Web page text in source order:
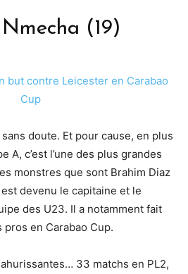
(19)
but contre Leicester en Carabao
Cup
doute. Et pour cause, en plus
A, c’est l’une des plus grandes
monstres que sont Brahim Diaz
devenu le capitaine et le
des U23. Il a notamment fait
en Carabao Cup.
33 matchs en PL2,